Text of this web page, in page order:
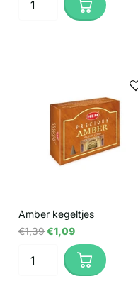
Amber kegeltjes
€1,39€1,09